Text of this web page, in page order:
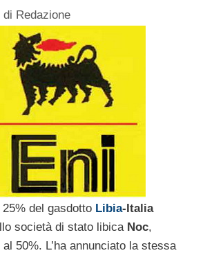
di Redazione
del gasdotto Libia-Italia
società di stato libica Noc,
50%. L’ha annunciato la stessa